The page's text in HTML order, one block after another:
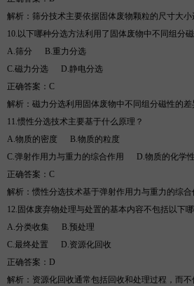
解析 ：筛分技术主要依据固体废物颗粒的尺寸大小
10. 以下哪种分选方法利用了固体废物中不同组分
A.筛分 B.重力分选
C.磁力分选 D.静电分选
正确答案： C
解析 ：磁力分选利用固体废物中不同组分磁性的差
11.惯性分选技术主要基于什么原理？
A.物质的密度 B.物质的粒度
C.弹射作用力与重力的综合作用 D.物质的化学
正确答案： C
解析 ：惯性分选技术基于弹射作用力与重力的综合
12. 固体废弃物处理与处置的基本内容不包括以下哪
A.分类收集 B.预处理
C.最终处置 D.资源化回收
正确答案： D
解析 ：资源化回收通常包括回收和处理过程，而